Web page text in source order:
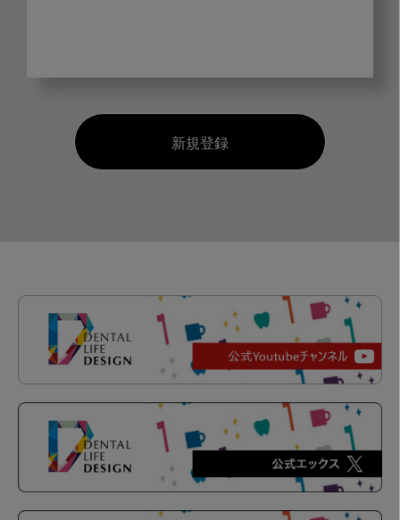
新規登録